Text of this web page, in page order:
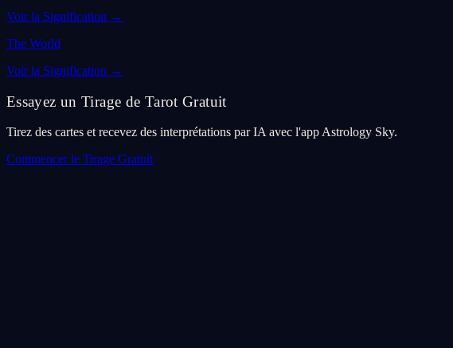
Voir la Signification →
The World
Voir la Signification →
Essayez un Tirage de Tarot Gratuit
Tirez des cartes et recevez des interprétations par IA avec l'app Astrology Sky.
Commencer le Tirage Gratuit